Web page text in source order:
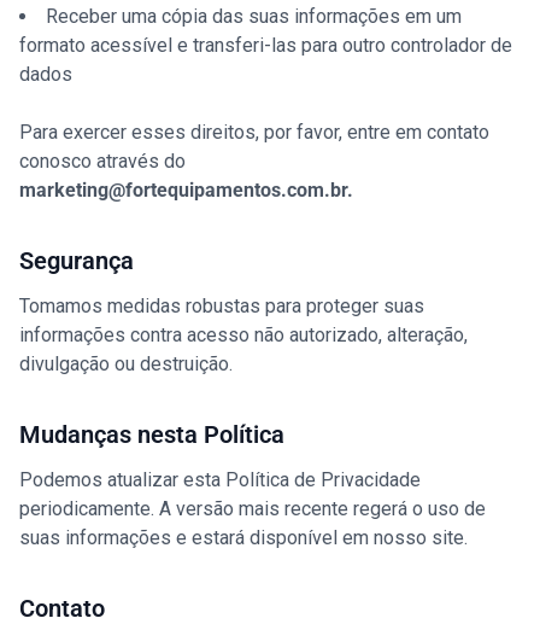
Receber uma cópia das suas informações em um
formato acessível e transferi-las para outro controlador de
dados
Para exercer esses direitos, por favor, entre em contato
conosco através do
marketing@fortequipamentos.com.br.
Segurança
Tomamos medidas robustas para proteger suas
informações contra acesso não autorizado, alteração,
divulgação ou destruição.
Mudanças nesta Política
Podemos atualizar esta Política de Privacidade
periodicamente. A versão mais recente regerá o uso de
suas informações e estará disponível em nosso site.
Contato